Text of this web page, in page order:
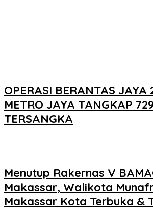
OPERASI BERANTAS JAYA
METRO JAYA TANGKAP
TERSANGKA
Menutup Rakernas V
Makassar, Walikota
Makassar Kota Terbuka &